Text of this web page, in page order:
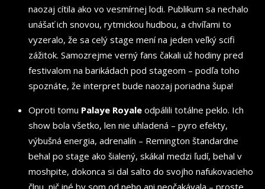
naozaj cítila ako vo vesmírnej lodi. Publikum sa nechalo
unášať ich snovou, rytmickou hudbou, a chvíľami to
vyzeralo, že sa celý stage mení na jeden veľký scifi
zážitok. Samozrejme verný fans čakali už hodiny pred
festivalom na barikádach pod stageom – podľa toho
spoznáte, že interpret bude naozaj poriadna šupa!
Oproti tomu Palaye Royale odpálili totálne peklo. Ich
show bola všetko, len nie uhladená – pyro efekty,
výbušná energia, adrenalín – Remington štandardne
behal po stage ako šialený, skákal medzi ľudí, behal v
moshpite, dokonca si dal salto do svojho nafukovacieho
člnu, nič iné by som od neho ani neočakávala – proste